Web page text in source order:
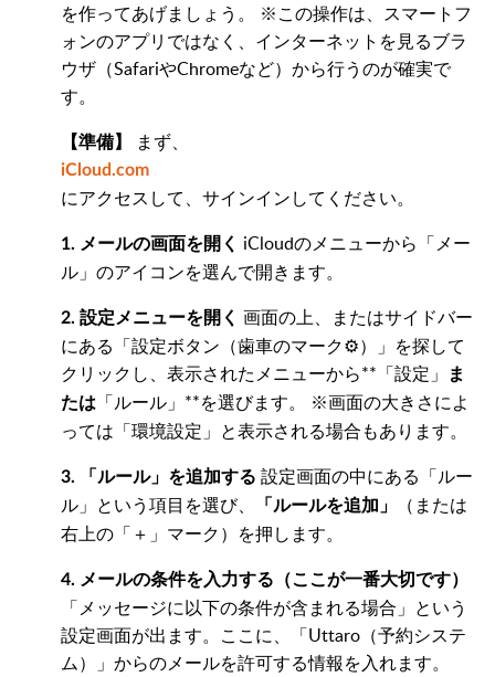
を作ってあげましょう。 ※この操作は、スマートフ
ォンのアプリではなく、インターネットを見るブラ
ウザ（SafariやChromeなど）から行うのが確実で
す。
【準備】 まず、
iCloud.com
にアクセスして、サインインしてください。
1. メールの画面を開く
iCloudのメニューから「メー
ル」のアイコンを選んで開きます。
2. 設定メニューを開く 画面の上、またはサイドバー
にある「設定ボタン（歯車のマーク⚙️）」を探して
クリックし、表示されたメニューから**「設定」
ま
たは
「ルール」**を選びます。 ※画面の大きさによ
っては「環境設定」と表示される場合もあります。
3. 「ルール」を追加する 設定画面の中にある「ルー
ル」という項目を選び、
「ルールを追加」
（または
右上の「＋」マーク）を押します。
4. メールの条件を入力する（ここが一番大切です）
「メッセージに以下の条件が含まれる場合」という
設定画面が出ます。ここに、「Uttaro（予約システ
ム）」からのメールを許可する情報を入れます。